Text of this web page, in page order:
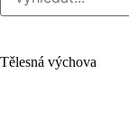
Tělesná výchova